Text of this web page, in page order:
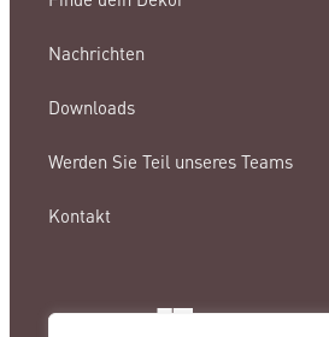
Nachrichten
Downloads
Werden Sie Teil unseres Teams
Kontakt